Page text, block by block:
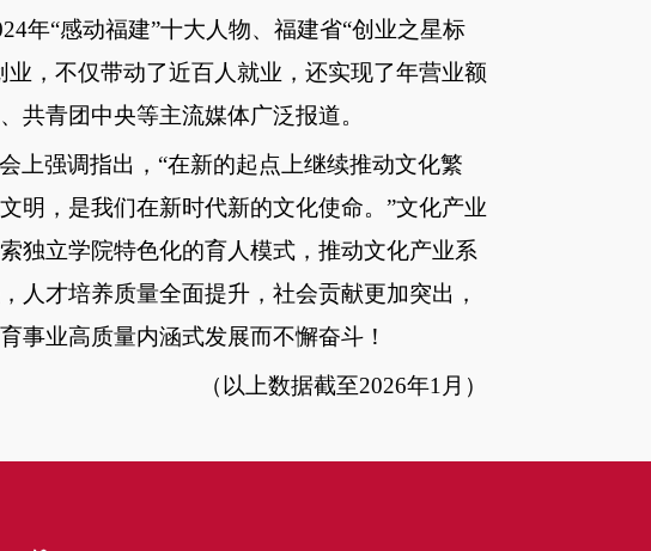
年“感动福建”十大人物、福建省“创业之星标
，不仅带动了近百人就业，还实现了年营业额
共青团中央等主流媒体广泛报道。
上强调指出， “在新的起点上继续推动文化繁
明，是我们在新时代新的文化使命。”文化产业
独立学院特色化的育人模式，推动文化产业系
人才培养质量全面提升，社会贡献更加突出，
事业高质量内涵式发展而不懈奋斗！
（以上数据截至2026年1月）